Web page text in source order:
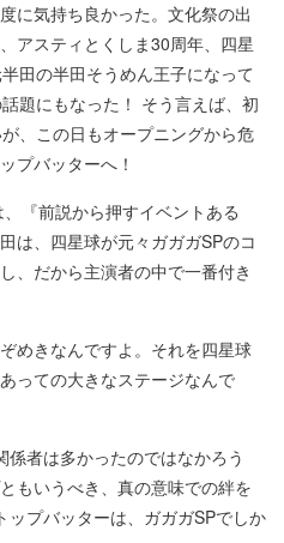
に気持ち良かった。文化祭の出
アスティとくしま30周年、四星
田の半田そうめん王子になって
題にもなった！ そう言えば、初
、この日もオープニングから危
プバッターへ！
『前説から押すイベントある
は、四星球が元々ガガガSPのコ
、だから主演者の中で一番付き
めきなんですよ。それを四星球
っての大きなステージなんで
者は多かったのではなかろう
もいうべき、真の意味での絆を
プバッターは、ガガガSPでしか